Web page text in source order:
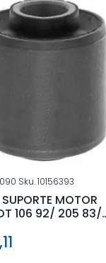
Sku.10156393
MOTOR
106 92/ 205 83/